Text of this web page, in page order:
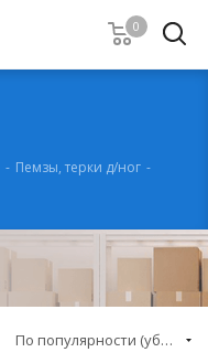
0
- Пемзы, терки д/ног -
По популярности (убывание)